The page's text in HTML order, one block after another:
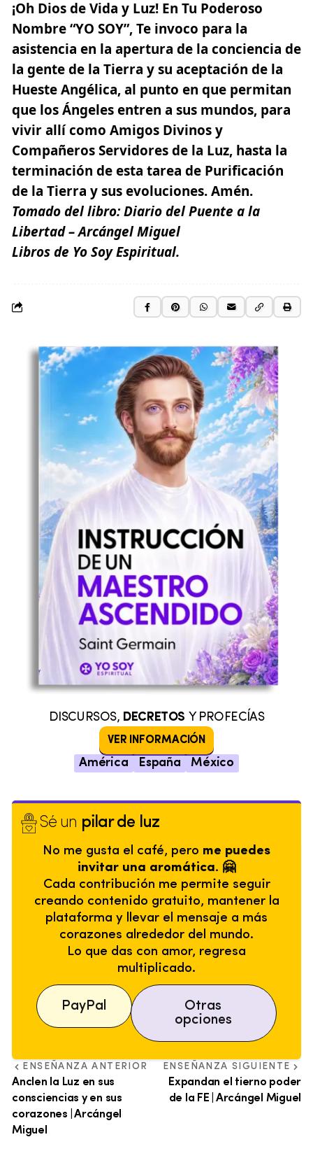
¡Oh Dios de Vida y Luz! En Tu Poderoso
Nombre “YO SOY”, Te invoco para la
asistencia en la apertura de la conciencia de
la gente de la Tierra y su aceptación de la
Hueste Angélica, al punto en que permitan
que los Ángeles entren a sus mundos, para
vivir allí como Amigos Divinos y
Compañeros Servidores de la Luz, hasta la
terminación de esta tarea de Purificación
de la Tierra y sus evoluciones. Amén.
Tomado del libro:Diario del Puente a la
Libertad– Arcángel Miguel
Libros de Yo Soy Espiritual.
DISCURSOS, DECRETOS Y PROFECÍAS
VER INFORMACIÓN
América España México
Sé un pilar de luz
No me gusta el café, pero me puedes
invitar una aromática. 🤗
Cada contribución me permite seguir
creando contenido gratuito, mantener la
plataforma y llevar el mensaje a más
corazones alrededor del mundo.
Lo que das con amor, regresa
multiplicado.
PayPal
Otras
opciones
ENSEÑANZA ANTERIOR
Anclen la Luz en sus
consciencias y en sus
corazones | Arcángel
Miguel
ENSEÑANZA SIGUIENTE
Expandan el tierno poder
de la FE | Arcángel Miguel